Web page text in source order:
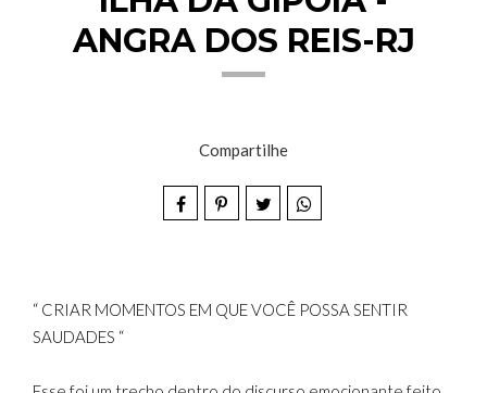
ANGRA DOS REIS-RJ
Compartilhe
“ CRIAR MOMENTOS EM QUE VOCÊ POSSA SENTIR
SAUDADES “